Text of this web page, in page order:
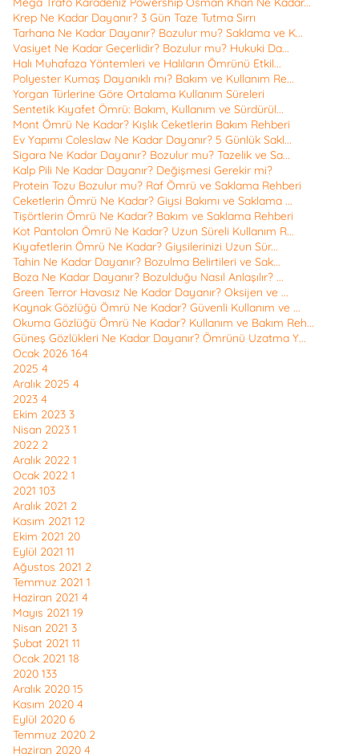
Krep Ne Kadar Dayanır? 3 Gün Taze Tutma Sırrı
Tarhana Ne Kadar Dayanır? Bozulur mu? Saklama ve K...
Vasiyet Ne Kadar Geçerlidir? Bozulur mu? Hukuki Da...
Halı Muhafaza Yöntemleri ve Halıların Ömrünü Etkil...
Polyester Kumaş Dayanıklı mı? Bakım ve Kullanım Re...
Yorgan Türlerine Göre Ortalama Kullanım Süreleri
Sentetik Kıyafet Ömrü: Bakım, Kullanım ve Sürdürül...
Mont Ömrü Ne Kadar? Kışlık Ceketlerin Bakım Rehberi
Ev Yapımı Coleslaw Ne Kadar Dayanır? 5 Günlük Sakl...
Sigara Ne Kadar Dayanır? Bozulur mu? Tazelik ve Sa...
Kalp Pili Ne Kadar Dayanır? Değişmesi Gerekir mi?
Protein Tozu Bozulur mu? Raf Ömrü ve Saklama Rehberi
Ceketlerin Ömrü Ne Kadar? Giysi Bakımı ve Saklama ...
Tişörtlerin Ömrü Ne Kadar? Bakım ve Saklama Rehberi
Kot Pantolon Ömrü Ne Kadar? Uzun Süreli Kullanım R...
Kıyafetlerin Ömrü Ne Kadar? Giysilerinizi Uzun Sür...
Tahin Ne Kadar Dayanır? Bozulma Belirtileri ve Sak...
Boza Ne Kadar Dayanır? Bozulduğu Nasıl Anlaşılır? ...
Green Terror Havasız Ne Kadar Dayanır? Oksijen ve ...
Kaynak Gözlüğü Ömrü Ne Kadar? Güvenli Kullanım ve ...
Okuma Gözlüğü Ömrü Ne Kadar? Kullanım ve Bakım Reh...
Güneş Gözlükleri Ne Kadar Dayanır? Ömrünü Uzatma Y...
Ocak 2026 164
2025 4
Aralık 2025 4
2023 4
Ekim 2023 3
Nisan 2023 1
2022 2
Aralık 2022 1
Ocak 2022 1
2021 103
Aralık 2021 2
Kasım 2021 12
Ekim 2021 20
Eylül 2021 11
Ağustos 2021 2
Temmuz 2021 1
Haziran 2021 4
Mayıs 2021 19
Nisan 2021 3
Şubat 2021 11
Ocak 2021 18
2020 133
Aralık 2020 15
Kasım 2020 4
Eylül 2020 6
Temmuz 2020 2
Haziran 2020 4